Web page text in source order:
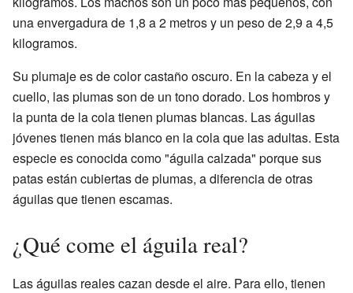
una envergadura de 1,8 a 2 metros y un peso de 2,9 a 4,5
kilogramos.
Su plumaje es de color castaño oscuro. En la cabeza y el
cuello, las plumas son de un tono dorado. Los hombros y
la punta de la cola tienen plumas blancas. Las águilas
jóvenes tienen más blanco en la cola que las adultas. Esta
especie es conocida como "águila calzada" porque sus
patas están cubiertas de plumas, a diferencia de otras
águilas que tienen escamas.
¿Qué come el águila real?
Las águilas reales cazan desde el aire. Para ello, tienen